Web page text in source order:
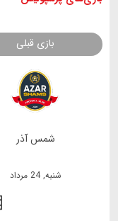
بازی قبلی
شمس آذر
شنبه, 24 مرداد